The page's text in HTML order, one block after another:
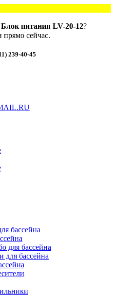
Блок питания LV-20-12?
прямо сейчас.
239-40-45
бассейна
для бассейна
для бассейна